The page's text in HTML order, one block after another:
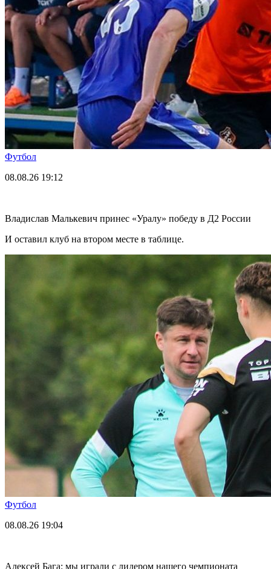
Футбол
08.08.26 19:12
Владислав Малькевич принес «Уралу» победу в Д2 России
И оставил клуб на втором месте в таблице.
Футбол
08.08.26 19:04
Алексей Бага: мы играли с лидером нашего чемпионата